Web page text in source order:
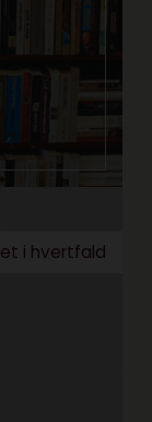
i hvertfald